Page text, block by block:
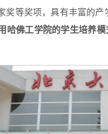
奖等奖项，具有丰富的产
哈佛工学院的学生培养模